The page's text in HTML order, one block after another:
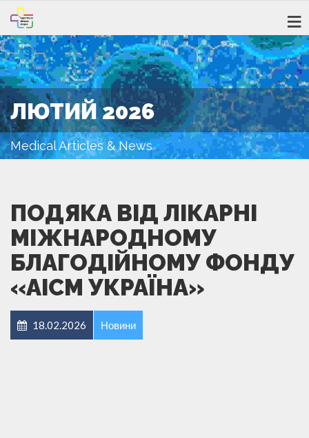
ЛЮТИЙ 2026
Medical Articles & News
ПОДЯКА ВІД ЛІКАРНІ
МІЖНАРОДНОМУ
БЛАГОДІЙНОМУ ФОНДУ
«АІСМ УКРАЇНА»
18.02.2026 Новини